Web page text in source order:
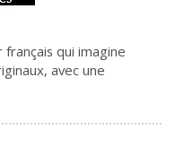
qui imagine
avec une